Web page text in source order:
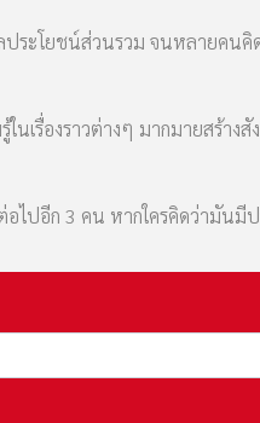
ระโยชน์ส่วนรวม จนหลายคน
เรื่องราวต่างๆ มากมายสร้าง
ไปอีก 3 คน หากใครคิดว่ามันมี